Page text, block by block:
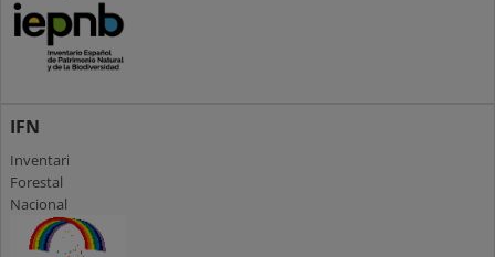
IFN
Inventario
Forestal
Nacional